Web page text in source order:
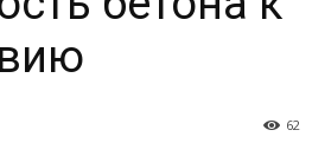
62